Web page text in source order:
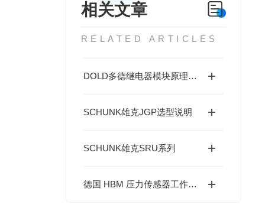
相关文章
RELATED ARTICLES
DOLD多德继电器模块原理及使用要求
SCHUNK雄克JGP选型说明
SCHUNK雄克SRU系列
德国 HBM 压力传感器工作原理详解